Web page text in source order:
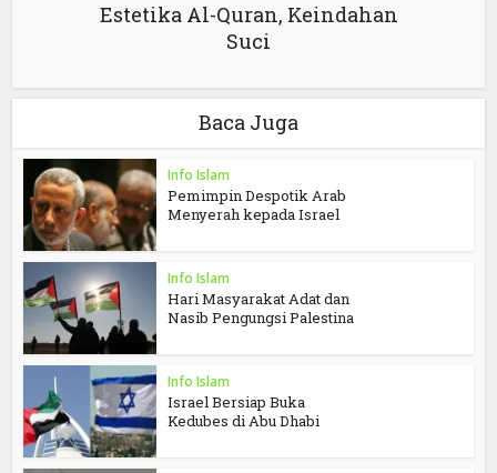
Estetika Al-Quran, Keindahan
Suci
Baca Juga
Info Islam
Pemimpin Despotik Arab
Menyerah kepada Israel
Info Islam
Hari Masyarakat Adat dan
Nasib Pengungsi Palestina
Info Islam
Israel Bersiap Buka
Kedubes di Abu Dhabi